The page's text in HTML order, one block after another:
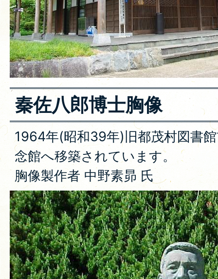
秦佐八郎博士胸像
1964年(昭和39年)旧都茂村図書
念館へ移築されています。
胸像製作者 中野素昴 氏